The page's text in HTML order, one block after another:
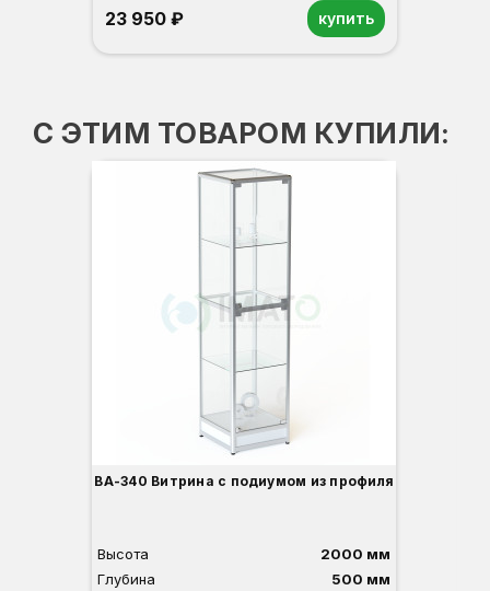
23 950 ₽ купить
С ЭТИМ ТОВАРОМ КУПИЛИ:
ВА-340 Витрина с подиумом из профиля
Высота
2000 мм
Глубина
500 мм